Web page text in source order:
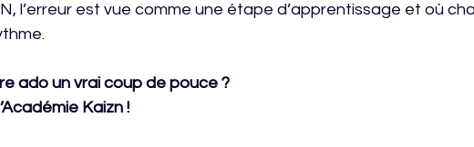
l’erreur est vue comme une étape d’apprentissage et où
ado un vrai coup de pouce ?
Kaizn !